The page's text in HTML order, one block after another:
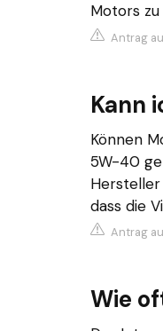
Motors
Antrag
Kann
Können
5W-40
dass die
Antrag
Wie